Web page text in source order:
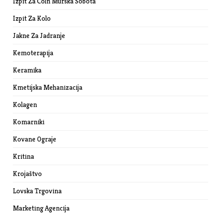
Izpit Za Kolo
Jakne Za Jadranje
Kemoterapija
Keramika
Kmetijska Mehanizacija
Kolagen
Komarniki
Kovane Ograje
Kritina
Krojaštvo
Lovska Trgovina
Marketing Agencija